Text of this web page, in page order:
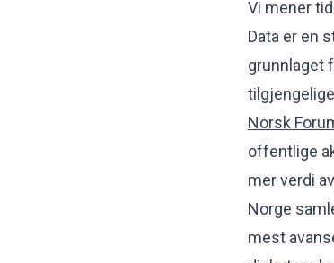
Vi mener
Data er en
grunnlaget
Norsk
offentlige
mer verdi
Norge
mest